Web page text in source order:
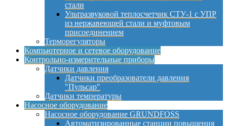
стали
Ультразвуковой теплосчетчик СТУ-1 с УПР
из нержавеющей стали и муфтовым
присоединением
Терморегуляторы
Компьютерное и сетевое оборудование
Контрольно-измерительные приборы
Датчики давления
Датчики преобразователи давления
"Пульсар"
Датчики температуры
Насосное оборудование
Насосное оборудование GRUNDFOSS
Автоматизированные станции повышения